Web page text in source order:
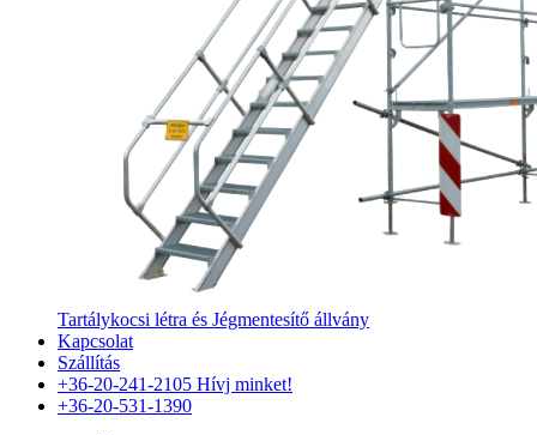
Tartálykocsi létra és Jégmentesítő állvány
Kapcsolat
Szállítás
+36-20-241-2105 Hívj minket!
+36-20-531-1390